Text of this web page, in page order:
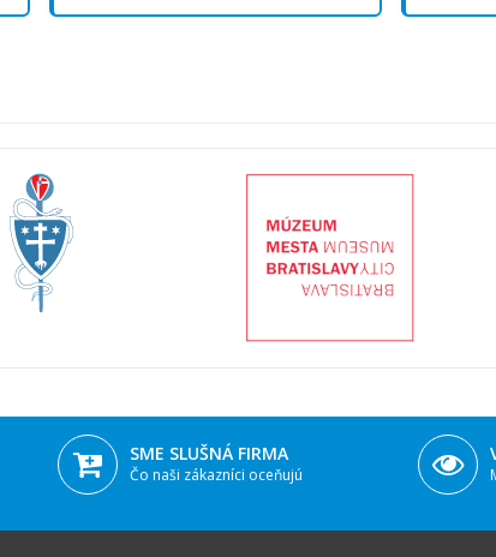
SME SLUŠNÁ FIRMA
Čo naši zákazníci oceňujú